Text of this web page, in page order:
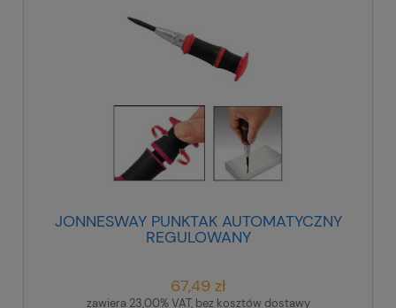
JONNESWAY PUNKTAK AUTOMATYCZNY
REGULOWANY
67,49 zł
zawiera 23,00% VAT, bez kosztów dostawy